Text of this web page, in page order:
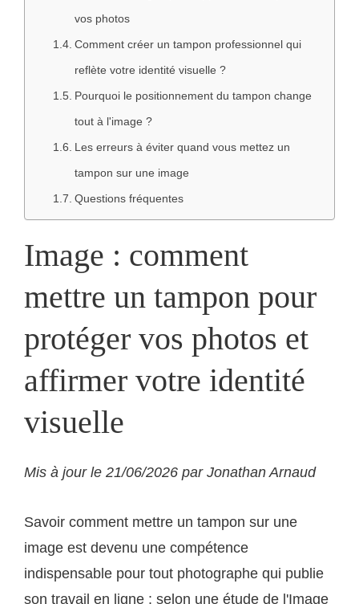
vos photos
Comment créer un tampon professionnel qui
reflète votre identité visuelle ?
Pourquoi le positionnement du tampon change
tout à l'image ?
Les erreurs à éviter quand vous mettez un
tampon sur une image
Questions fréquentes
Image : comment
mettre un tampon pour
protéger vos photos et
affirmer votre identité
visuelle
Mis à jour le 21/06/2026 par Jonathan Arnaud
Savoir comment mettre un tampon sur une
image est devenu une compétence
indispensable pour tout photographe qui publie
son travail en ligne : selon une étude de l'Image